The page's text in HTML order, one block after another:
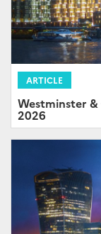
ARTICLE
Westminster &
2026